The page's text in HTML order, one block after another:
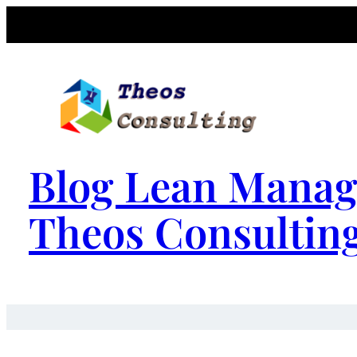
Blog Lean
Theos